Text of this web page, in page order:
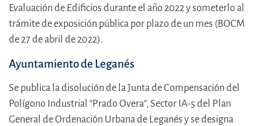
Evaluación de Edificios durante el año 2022 y someterlo al
trámite de exposición pública por plazo de un mes (BOCM
de 27 de abril de 2022).
Ayuntamiento de Leganés
Se publica la disolución de la Junta de Compensación del
Polígono Industrial “Prado Overa”, Sector IA-5 del Plan
General de Ordenación Urbana de Leganés y se designa